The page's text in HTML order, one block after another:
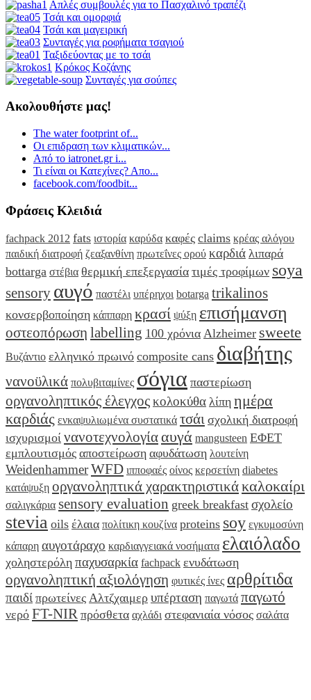
Απλές συμβουλές για το Πασχαλινό τραπέζι
Τσάι και ομορφιά
Τσάι και μαγειρική
Συνταγές για ροφήματα τσαγιού
Ταξιδεύοντας με το τσάι
Κρόκος Κοζάνης
Συνταγές για σούπες
Ακολουθήστε μας!
The water footprint of...
Οι επιδραση των κλιματικών...
Από το iatronet.gr i...
Τι είναι οι Κατεχίνες? Απο...
facebook.com/foodbit...
Φράσεις Κλειδιά
fachpack 2012 fats ιστορία καρύδα καφές claims κρέας αλόγου
παιδική διατροφή ζεαξανθίνη πρωτεΐνες ορού καρδιά λιπαρά
bottarga στέβια θερμική επεξεργασία τιμές τροφίμων soya
sensory αυγό παστέλι υπέρηχοι botarga trikalinos
κονσερβοποίηση κάππαρη κρασί ψύξη επισήμανση
οστεοπόρωση labelling 100 χρόνια Alzheimer sweete
Βυζάντιο ελληνικό πρωινό composite cans διαβήτης
νανοϋλικά πολυβιταμίνες σόγια παστερίωση
οργανοληπτικός έλεγχοςκολοκύθα λίπη ημέρα
καρδιάς ενκαψυλιωμένα συστατικά τσάι σχολική διατροφή
ισχυρισμοί νανοτεχνολογίααυγά mangusteen ΕΦΕΤ
εμπλουτισμός αποστείρωση αφυδάτωση λουτείνη
WeidenhammerWFD ιπποφαές οίνος κερσετίνη diabetes
κατάψυξη οργανοληπτικά χαρακτηριστικάκαλοκαίρι
σαλιγκάρια sensory evaluation greek breakfast σχολείο
stevia oils έλαια πολίτικη κουζίνα proteins soy εγκυμοσύνη
κάπαρη αυγοτάραχο καρδιαγγειακά νοσήματα ελαιόλαδο
χοληστερόλη παχυσαρκία fachpack ενυδάτωση
οργανοληπτική αξιολόγηση φυτικές ίνες αρθρίτιδα
παιδί πρωτείνες Αλτζχαιμερ υπέρταση παγωτά παγωτό
νερό FT-NIR πρόσθετα αχλάδι στεφανιαία νόσος σαλάτα